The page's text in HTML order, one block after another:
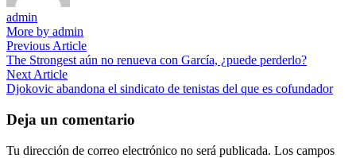
admin
More by admin
Navegación
de
entradas
Previous ArticlePrevious
article:
The Strongest aún no renueva con García, ¿puede perderlo?
Next ArticleNext
article:
Djokovic abandona el sindicato de tenistas del que es cofundador
Deja un comentario
Tu dirección de correo electrónico no será publicada. Los campos